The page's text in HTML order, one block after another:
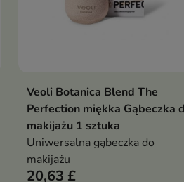
Pokaż szczegóły
Veoli Botanica Blend The
Perfection miękka Gąbeczka
makijażu 1 sztuka
Uniwersalna gąbeczka do
makijażu
20,63 £